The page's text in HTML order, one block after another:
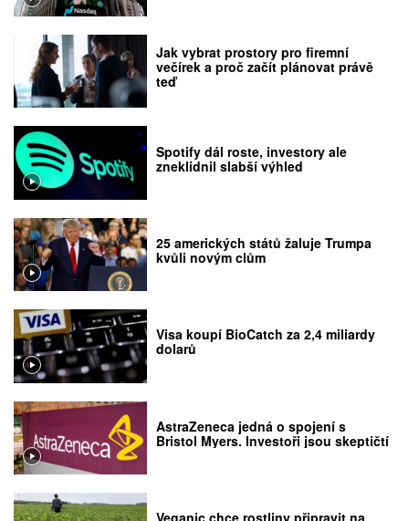
Jak vybrat prostory pro firemní
večírek a proč začít plánovat právě
teď
Spotify dál roste, investory ale
zneklidnil slabší výhled
25 amerických států žaluje Trumpa
kvůli novým clům
Visa koupí BioCatch za 2,4 miliardy
dolarů
AstraZeneca jedná o spojení s
Bristol Myers. Investoři jsou skeptičtí